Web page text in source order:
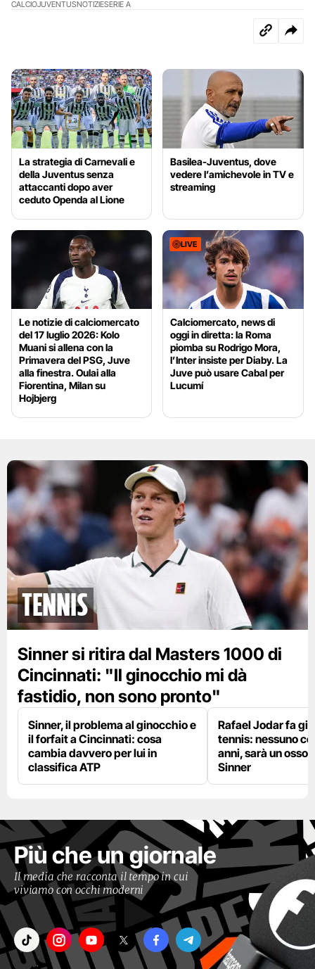
CALCIOJUVENTUSNOTIZIESERIE A
La strategia di Carnevali e
della Juventus senza
attaccanti dopo aver
ceduto Openda al Lione
Basilea-Juventus, dove
vedere l’amichevole in TV e
streaming
Le notizie di calciomercato
del 17 luglio 2026: Kolo
Muani si allena con la
Primavera del PSG, Juve
alla finestra. Oulai alla
Fiorentina, Milan su
Hojbjerg
LIVE
Calciomercato, news di
oggi in diretta: la Roma
piomba su Rodrigo Mora,
l’Inter insiste per Diaby. La
Juve può usare Cabal per
Lucumí
tennis
Sinner si ritira dal Masters 1000 di
Cincinnati: "Il ginocchio mi dà
fastidio, non sono pronto"
Sinner, il problema al ginocchio e
il forfait a Cincinnati: cosa
cambia davvero per lui in
classifica ATP
Rafael Jodar fa
tennis: nessuno
anni, sarà un osso
Sinner
Più che un giornale
Il media che racconta il tempo in cui
viviamo con occhi moderni